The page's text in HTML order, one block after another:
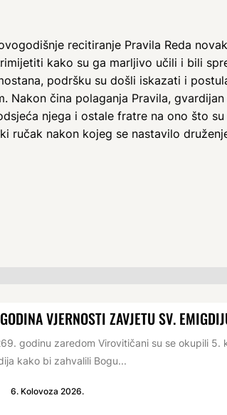
recitiranje Pravila Reda
kako su ga marljivo učili i bili
podršku su došli iskazati i
čina polaganja Pravila,
njega i ostale fratre na ono što
ručak nakon kojeg se nastavilo
VJERNOSTI ZAVJETU SV.
godinu zaredom Virovitičani su se okupili
kako bi zahvalili Bogu...
6. Kolovoza 2026.